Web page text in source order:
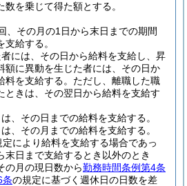
を乗じて得た額とする。
、その月の1日から末日までの期間
給する。
には、その日から給料を支給し、昇
額に異動を生じた者には、その日か
を支給する。 ただし、離職した職
ときは、その翌日から給料を支給す
、その日までの給料を支給する。
、その月までの給料を支給する。
定により給料を支給する場合であっ
末日まで支給するとき以外のとき
の月の現日数から勤務時間条例第4条
条の規定に基づく週休日の日数を差